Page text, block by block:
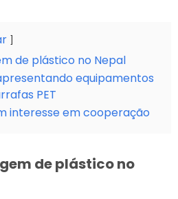
de plástico no Nepal
equipamentos
PET
interesse em cooperação
de plástico no